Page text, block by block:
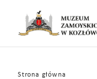
Strona główna